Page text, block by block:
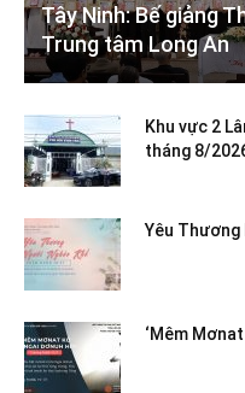
Tây Ninh: Bế giảng
Trung tâm Long An
Khu vực 2
tháng 8/
Yêu
‘Mêm